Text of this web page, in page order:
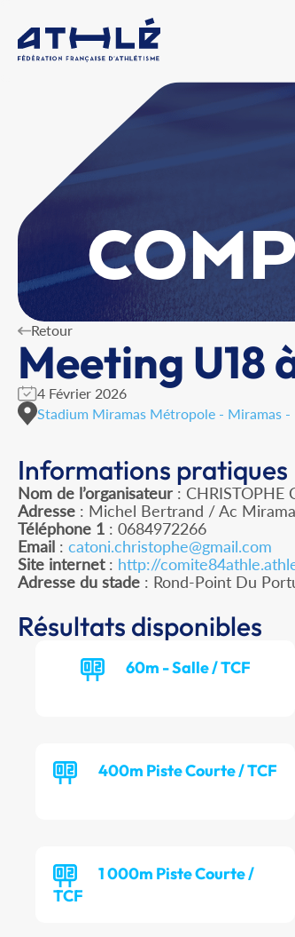
Retour
Meeting U18
4 Février 2026
Stadium Miramas Métropole - Miramas -
Informations pratiques
Nom de l’organisateur : CHRISTOPHE
Adresse : Michel Bertrand / Ac
Téléphone 1 : 0684972266
Email : catoni.christophe@gmail.com
Site internet: http://
Adresse du stade : Rond-Point Du
Résultats disponibles
60m - Salle / TCF
400m Piste Courte / TCF
1 000m Piste Courte /
TCF